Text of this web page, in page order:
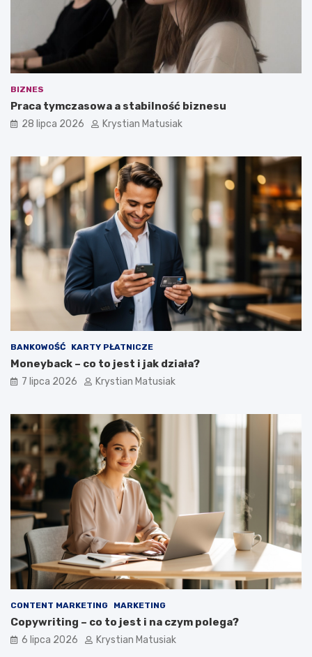
BIZNES
Praca tymczasowa a stabilność biznesu
28 lipca 2026 Krystian Matusiak
BANKOWOŚĆ KARTY PŁATNICZE
Moneyback – co to jest i jak działa?
7 lipca 2026 Krystian Matusiak
CONTENT MARKETING MARKETING
Copywriting – co to jest i na czym polega?
6 lipca 2026 Krystian Matusiak